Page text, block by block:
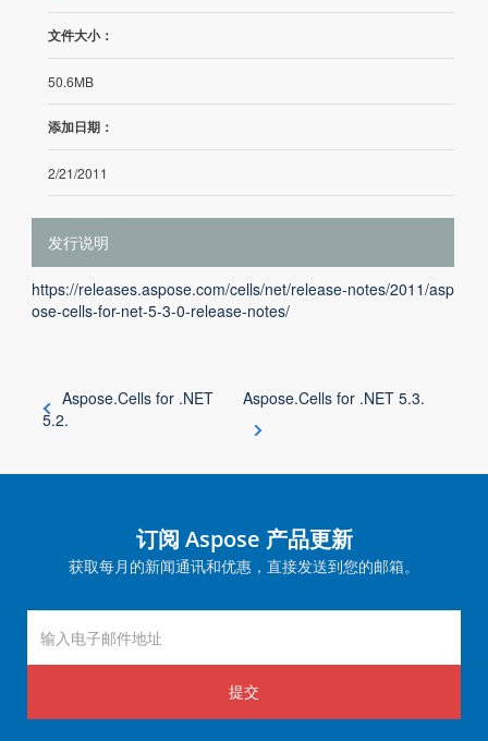
文件大小：
50.6MB
添加日期：
2/21/2011
发行说明
https://releases.aspose.com/cells/net/release-notes/2011/asp
ose-cells-for-net-5-3-0-release-notes/
Aspose.Cells for .NET
5.2.
Aspose.Cells for .NET 5.3.
订阅 Aspose 产品更新
获取每月的新闻通讯和优惠，直接发送到您的邮箱。
提交